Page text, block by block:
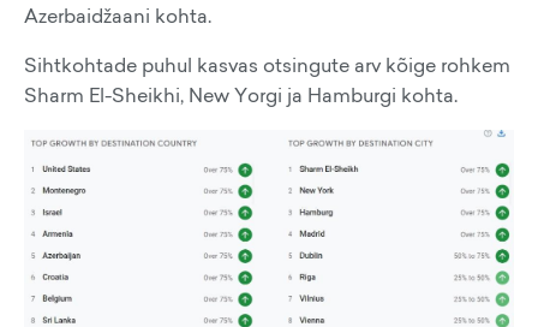
Azerbaidžaani kohta.
Sihtkohtade puhul kasvas otsingute arv kõige rohkem
Sharm El-Sheikhi, New Yorgi ja Hamburgi kohta.